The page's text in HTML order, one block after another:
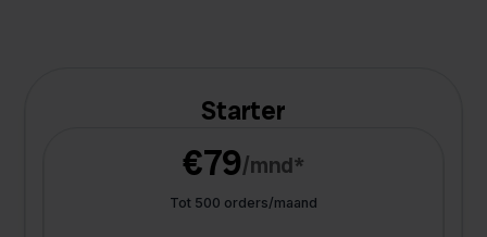
Starter
€79/mnd*
Tot 500 orders/maand